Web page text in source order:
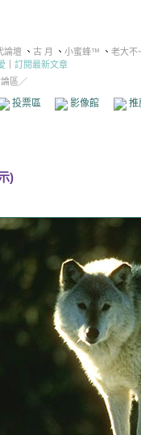
論壇 、 古 月 、 小蜜蜂™ 、 老大不
訂閱最新文章
論區／
投票區 影像館 推
)